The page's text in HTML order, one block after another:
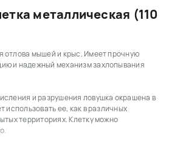
металлическая (110
отлова мышей и крыс. Имеет прочную
и надежный механизм захлопывания
и разрушения ловушка окрашена в
использовать ее, как в различных
территориях. Клетку можно